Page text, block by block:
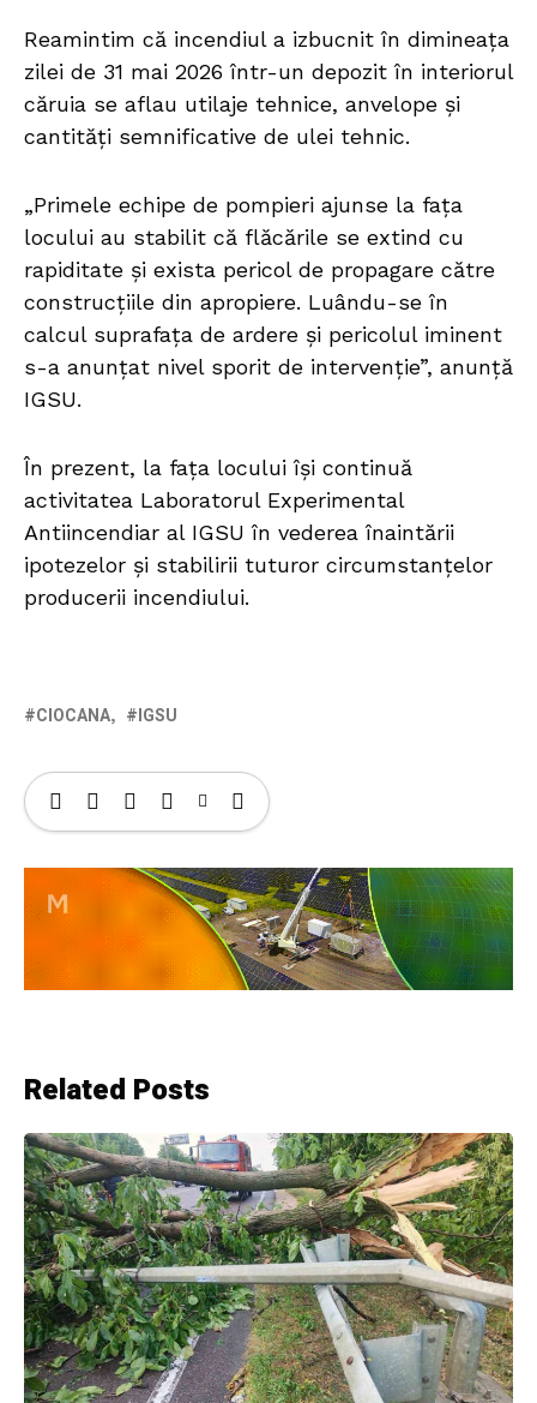
Reamintim că incendiul a izbucnit în dimineața
zilei de 31 mai 2026 într-un depozit în interiorul
căruia se aflau utilaje tehnice, anvelope și
cantități semnificative de ulei tehnic.
„Primele echipe de pompieri ajunse la fața
locului au stabilit că flăcările se extind cu
rapiditate și exista pericol de propagare către
construcțiile din apropiere. Luându-se în
calcul suprafața de ardere și pericolul iminent
s-a anunțat nivel sporit de intervenție”, anunță
IGSU.
În prezent, la fața locului își continuă
activitatea Laboratorul Experimental
Antiincendiar al IGSU în vederea înaintării
ipotezelor și stabilirii tuturor circumstanțelor
producerii incendiului.
CIOCANA IGSU
Related Posts